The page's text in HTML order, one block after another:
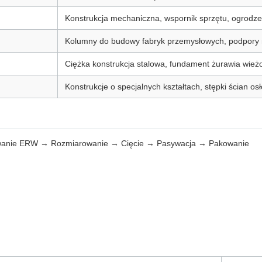
Konstrukcja mechaniczna, wspornik sprzętu,
Kolumny do budowy fabryk przemysłowych,
Ciężka konstrukcja stalowa, fundament żurawia
Konstrukcje o specjalnych kształtach, stępki ścian
ERW → Rozmiarowanie → Cięcie → Pasywacja → Pakowanie